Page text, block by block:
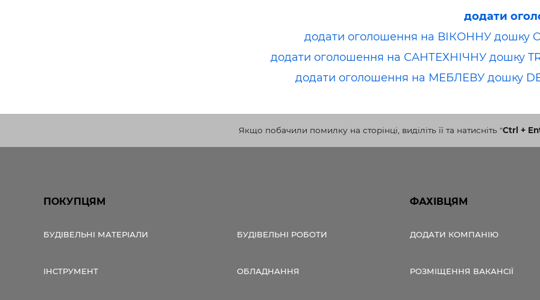
додати
додати оголошення на ВІКОННУ дошку
додати оголошення на САНТЕХНІЧНУ дошку
додати оголошення на МЕБЛЕВУ дошку
Якщо побачили помилку на сторінці, виділіть її та натисніть "Ctrl +
ПОКУПЦЯМ
БУДІВЕЛЬНІ МАТЕРІАЛИ БУДІВЕЛЬНІ РОБОТИ
ІНСТРУМЕНТ ОБЛАДНАННЯ
ФАХІВЦЯМ
ДОДАТИ КОМПАНІЮ
РОЗМІЩЕННЯ ВАКАНСІЇ